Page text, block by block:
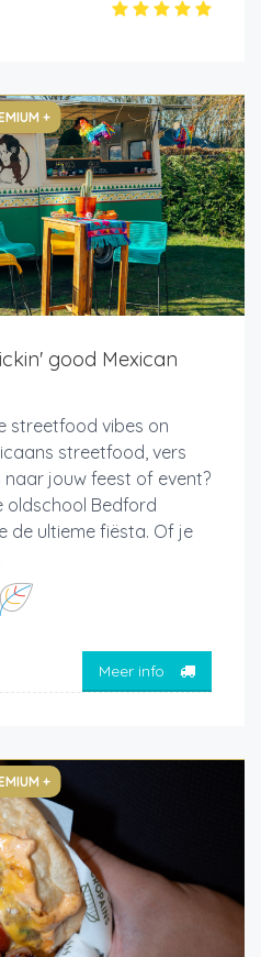
+
good Mexican
streetfood vibes on
streetfood, vers
jouw feest of event?
oldschool Bedford
de ultieme fiësta. Of je
Meer info
+